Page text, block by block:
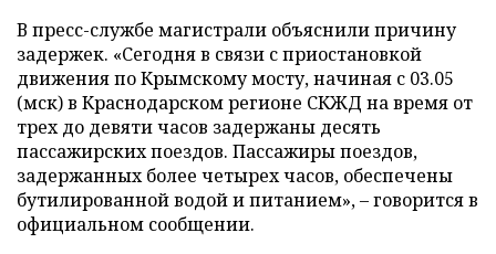
В пресс-службе магистрали объяснили причину
задержек. «Сегодня в связи с приостановкой
движения по Крымскому мосту, начиная с 03.05
(мск) в Краснодарском регионе СКЖД на время от
трех до девяти часов задержаны десять
пассажирских поездов. Пассажиры поездов,
задержанных более четырех часов, обеспечены
бутилированной водой и питанием», – говорится в
официальном сообщении.